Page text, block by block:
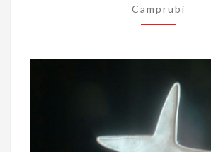
2015
Camprubi